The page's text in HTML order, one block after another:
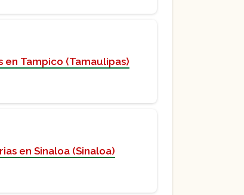
Tampico (Tamaulipas)
en Sinaloa (Sinaloa)